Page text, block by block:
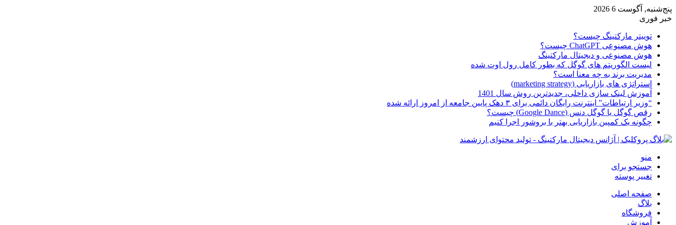
پنج‌شنبه, آگوست 6 2026
خبر فوری
توییتر مارکتینگ چیست؟
هوش مصنوعی ChatGPT چیست؟
هوش مصنوعی و دیجیتال مارکتینگ
لیست الگوریتم های گوگل که بطور کامل رول اوت شده
مدیریت برند به چه معنا است؟
استراتژی های بازاریابی (marketing strategy)
آموزش لینک سازی داخلی، جدیدترین روش سال 1401
“وزیر ارتباطات” اینترنت رایگان دائمی برای ۳ دهک پایین جامعه از امروز ارائه شده
رقص گوگل یا گوگل دنس (Google Dance) چیست؟
چگونه یک کمپین بازاریابی بهتر با بروشور اجرا کنیم
منو
جستجو برای
تغییر پوسته
صفحه اصلی
بلاگ
فروشگاه
آموزش